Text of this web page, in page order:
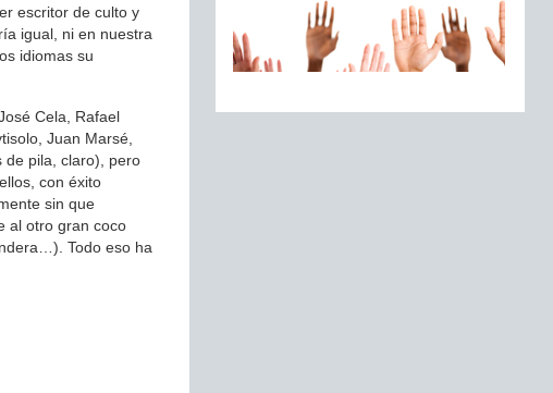
escritor de culto y
igual, ni en nuestra
idiomas su
Cela, Rafael
Juan Marsé,
de pila, claro), pero
con éxito
sin que
al otro gran coco
Todo eso ha